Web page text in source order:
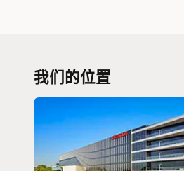
我们的位置